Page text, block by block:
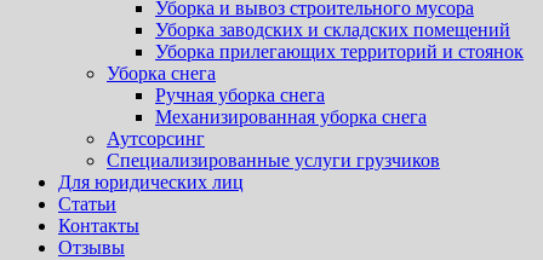
Уборка и вывоз строительного мусора
Уборка заводских и складских помещений
Уборка прилегающих территорий и стоянок
Уборка снега
Ручная уборка снега
Механизированная уборка снега
Аутсорсинг
Специализированные услуги грузчиков
Для юридических лиц
Статьи
Контакты
Отзывы